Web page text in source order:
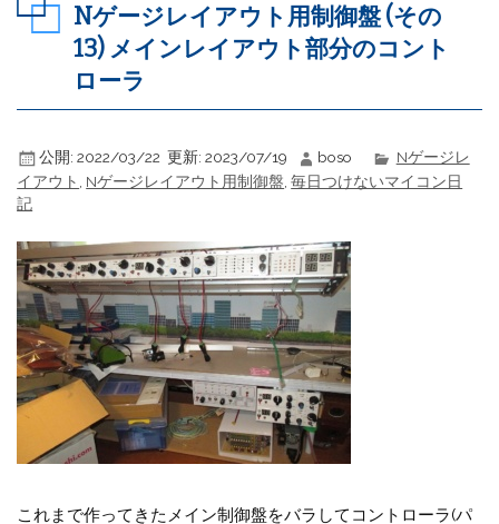
Nゲージレイアウト用制御盤 (その
13) メインレイアウト部分のコント
ローラ
公開: 2022/03/22 更新: 2023/07/19 boso
Nゲージレ
イアウト
Nゲージレイアウト用制御盤 ,毎日つけないマイコン日
記
これまで作ってきたメイン制御盤をバラしてコントローラ(パ